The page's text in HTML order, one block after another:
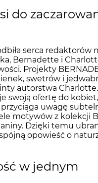
do
serca redaktorów
Bernadette i
Projekty
swetrów i
autorstwa
swoją ofertę do
uwagę
motywów z kolekcji
Dzięki temu
opowieść o
w jednym